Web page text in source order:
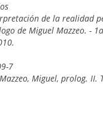
de la realidad
de Miguel Mazzeo. -
7
Miguel, prolog. II.